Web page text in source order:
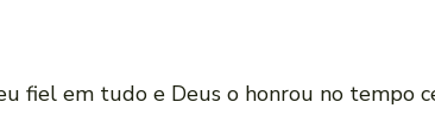
fiel em tudo e Deus o honrou no tempo